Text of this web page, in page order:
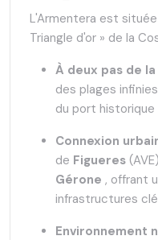
L'Armentera est
Triangle d'or » de la
À deux pas de
des plages
du port historique
Connexion
de Figueres
Gérone , offrant
infrastructures
Environnement